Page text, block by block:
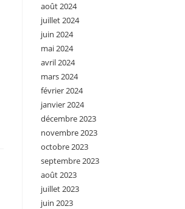
août 2024
juillet 2024
juin 2024
mai 2024
avril 2024
mars 2024
février 2024
janvier 2024
décembre 2023
novembre 2023
octobre 2023
septembre 2023
août 2023
juillet 2023
juin 2023